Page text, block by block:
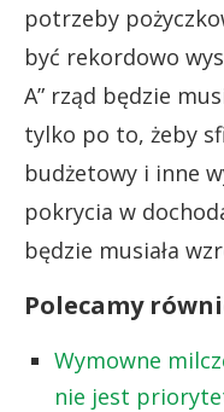
potrzeby
być rekordowo
A” rząd będzie
tylko po to, żeby
budżetowy i inne
pokrycia w
będzie musiała
Polecamy
Wymowne
nie jest